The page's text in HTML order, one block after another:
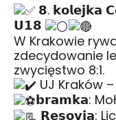
𝟴. 𝗸𝗼𝗹𝗲𝗷𝗸𝗮
𝗨𝟭𝟴
W Krakowie
zdecydowanie
zwycięstwo 8:1.
UJ Kraków
𝗯𝗿𝗮𝗺𝗸𝗮:
𝗥𝗲𝘀𝗼𝘃𝗶𝗮: